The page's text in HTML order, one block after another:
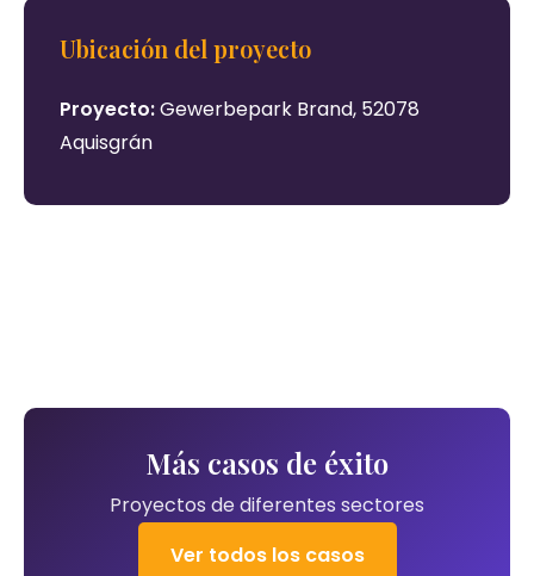
Ubicación del proyecto
Proyecto:Gewerbepark Brand, 52078
Aquisgrán
Más casos de éxito
Proyectos de diferentes sectores
Ver todos los casos